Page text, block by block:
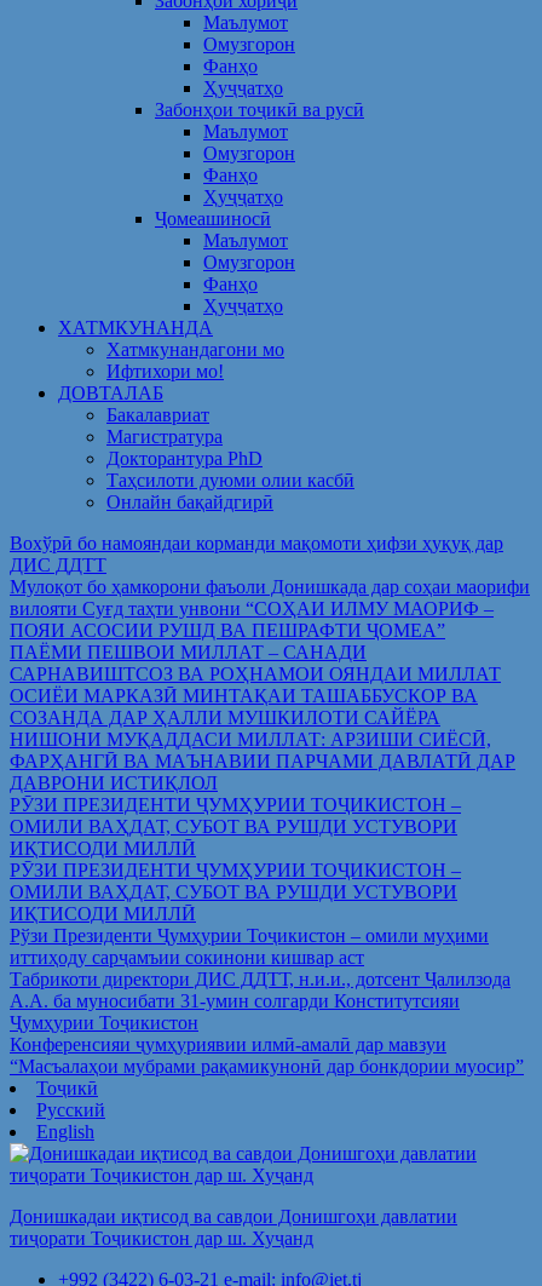
Маълумот
Омузгорон
Фанҳо
Ҳуҷҷатҳо
Забонҳои тоҷикӣ ва русӣ
Маълумот
Омузгорон
Фанҳо
Ҳуҷҷатҳо
Ҷомеашиносӣ
Маълумот
Омузгорон
Фанҳо
Ҳуҷҷатҳо
ХАТМКУНАНДА
Хатмкунандагони мо
Ифтихори мо!
ДОВТАЛАБ
Бакалавриат
Магистратура
Докторантура PhD
Таҳсилоти дуюми олии касбӣ
Онлайн бақайдгирӣ
Вохўрӣ бо намояндаи корманди мақомоти ҳифзи ҳуқуқ дар
ДИС ДДТТ
Мулоқот бо ҳамкорони фаъоли Донишкада дар соҳаи маорифи
вилояти Суғд таҳти унвони “СОҲАИ ИЛМУ МАОРИФ –
ПОЯИ АСОСИИ РУШД ВА ПЕШРАФТИ ҶОМЕА”
ПАЁМИ ПЕШВОИ МИЛЛАТ – САНАДИ
САРНАВИШТСОЗ ВА РОҲНАМОИ ОЯНДАИ МИЛЛАТ
ОСИЁИ МАРКАЗӢ МИНТАҚАИ ТАШАББУСКОР ВА
СОЗАНДА ДАР ҲАЛЛИ МУШКИЛОТИ САЙЁРА
НИШОНИ МУҚАДДАСИ МИЛЛАТ: АРЗИШИ СИЁСӢ,
ФАРҲАНГӢ ВА МАЪНАВИИ ПАРЧАМИ ДАВЛАТӢ ДАР
ДАВРОНИ ИСТИҚЛОЛ
РӮЗИ ПРЕЗИДЕНТИ ҶУМҲУРИИ ТОҶИКИСТОН –
ОМИЛИ ВАҲДАТ, СУБОТ ВА РУШДИ УСТУВОРИ
ИҚТИСОДИ МИЛЛӢ
РӮЗИ ПРЕЗИДЕНТИ ҶУМҲУРИИ ТОҶИКИСТОН –
ОМИЛИ ВАҲДАТ, СУБОТ ВА РУШДИ УСТУВОРИ
ИҚТИСОДИ МИЛЛӢ
Рўзи Президенти Ҷумҳурии Тоҷикистон – омили муҳими
иттиҳоду сарҷамъии сокинони кишвар аст
Табрикоти директори ДИС ДДТТ, н.и.и., дотсент Ҷалилзода
А.А. ба муносибати 31-умин солгарди Конститутсияи
Ҷумҳурии Тоҷикистон
Конференсияи ҷумҳуриявии илмӣ-амалӣ дар мавзуи
“Масъалаҳои мубрами рақамикунонӣ дар бонкдории муосир”
Тоҷикӣ
Русский
English
Донишкадаи иқтисод ва савдои Донишгоҳи давлатии
тиҷорати Тоҷикистон дар ш. Хуҷанд
+992 (3422) 6-03-21 e-mail: info@iet.tj